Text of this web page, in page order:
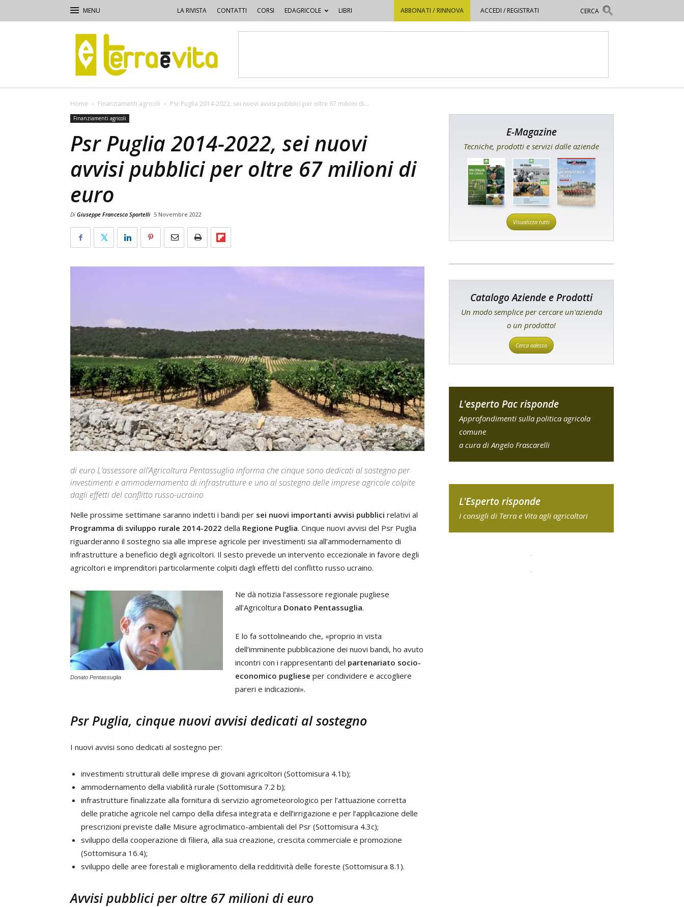
LA RIVISTA CONTATTI CORSI EDAGRICOLE LIBRI ABBONATI / RINNOVA ACCEDI / REGISTRATI
Terra
e
Vita
Home Finanziamenti agricoli Psr Puglia 2014-2022, sei nuovi avvisi pubblici per oltre 67 milioni di...
Finanziamenti agricoli
Psr Puglia 2014-2022, sei nuovi
avvisi pubblici per oltre 67 milioni di
euro
Di Giuseppe Francesco Sportelli 5 Novembre 2022
di euro L’assessore all’Agricoltura Pentassuglia informa che cinque sono dedicati al sostegno per
investimenti e ammodernamento di infrastrutture e uno al sostegno delle imprese agricole colpite
dagli effetti del conflitto russo-ucraino
Nelle prossime settimane saranno indetti i bandi per sei nuovi importanti avvisi pubblici relativi al
Programma di sviluppo rurale 2014-2022 della Regione Puglia. Cinque nuovi avvisi del Psr Puglia
riguarderanno il sostegno sia alle imprese agricole per investimenti sia all’ammodernamento di
infrastrutture a beneficio degli agricoltori. Il sesto prevede un intervento eccezionale in favore degli
agricoltori e imprenditori particolarmente colpiti dagli effetti del conflitto russo ucraino.
Donato Pentassuglia
Ne dà notizia l’assessore regionale pugliese
all’Agricoltura Donato Pentassuglia.
E lo fa sottolineando che, «proprio in vista
dell’imminente pubblicazione dei nuovi bandi, ho avuto
incontri con i rappresentanti del partenariato socio-
economico pugliese per condividere e accogliere
pareri e indicazioni».
Psr Puglia, cinque nuovi avvisi dedicati al sostegno
I nuovi avvisi sono dedicati al sostegno per:
investimenti strutturali delle imprese di giovani agricoltori (Sottomisura 4.1b);
ammodernamento della viabilità rurale (Sottomisura 7.2 b);
infrastrutture finalizzate alla fornitura di servizio agrometeorologico per l’attuazione corretta
delle pratiche agricole nel campo della difesa integrata e dell’irrigazione e per l’applicazione delle
prescrizioni previste dalle Misure agroclimatico-ambientali del Psr (Sottomisura 4.3c);
sviluppo della cooperazione di filiera, alla sua creazione, crescita commerciale e promozione
(Sottomisura 16.4);
sviluppo delle aree forestali e miglioramento della redditività delle foreste (Sottomisura 8.1).
Avvisi pubblici per oltre 67 milioni di euro
E-Magazine
Tecniche, prodotti e servizi dalle aziende
Visualizza tutti
Catalogo Aziende e Prodotti
Un modo semplice per cercare un'azienda
o un prodotto!
Cerca adesso
L'esperto Pac risponde
Approfondimenti sulla politica agricola
comune
a cura di Angelo Frascarelli
L'Esperto risponde
I consigli di Terra e Vita agli agricoltori